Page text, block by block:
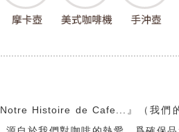
Histoire de Cafe...』（我們